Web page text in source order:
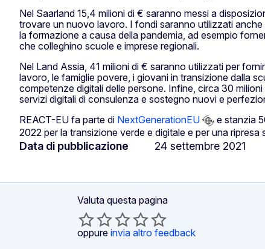
Nel Saarland 15,4 milioni di € saranno messi a
trovare un nuovo lavoro. I fondi saranno utilizzati
la formazione a causa della pandemia, ad esempio
che colleghino scuole e imprese regionali.
Nel Land Assia, 41 milioni di € saranno utilizzati per
lavoro, le famiglie povere, i giovani in transizione dalla
competenze digitali delle persone. Infine, circa 30
servizi digitali di consulenza e sostegno nuovi e
REACT-EU fa parte di NextGenerationEU
e stanzia
2022 per la transizione verde e digitale e per una
Data di pubblicazione 24 settembre 2021
Valuta questa pagina
oppure invia altro feedback